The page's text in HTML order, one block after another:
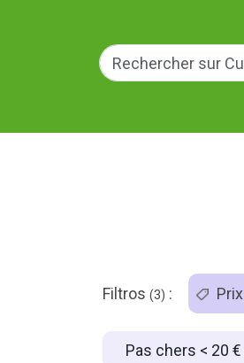
Filtros (3) : Prix
Pas chers < 20 €